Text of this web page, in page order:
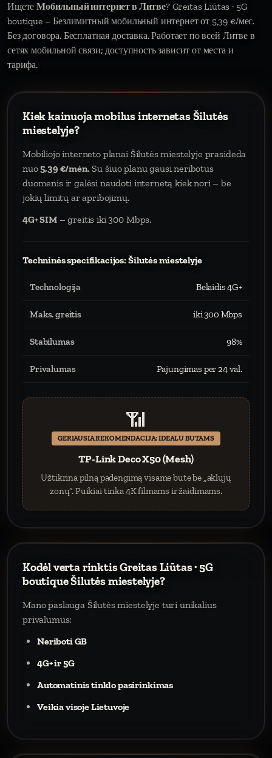
ИщетеМобильный интернет в Литве? Greitas Liūtas · 5G
boutique – Безлимитный мобильный интернет от 5,39 €/мес.
Без договора. Бесплатная доставка. Работает по всей Литве в
сетях мобильной связи; доступность зависит от места и
тарифа.
Kiek kainuoja mobilus internetas Šilutės
miestelyje?
Mobiliojo interneto planai Šilutės miestelyje prasideda
nuo5,39 €/mėn. Su šiuo planu gausi neribotus
duomenis ir galėsi naudoti internetą kiek nori – be
jokių limitų ar apribojimų.
4G+ SIM– greitis iki 300 Mbps.
Techninės specifikacijos: Šilutės miestelyje
Technologija Belaidis 4G+
Maks. greitis iki 300 Mbps
Stabilumas 98%
Privalumas Pajungimas per 24 val.
📶
GERIAUSIA REKOMENDACIJA: IDEALU BUTAMS
TP-Link Deco X50 (Mesh)
Užtikrina pilną padengimą visame bute be „aklųjų
zonų“. Puikiai tinka 4K filmams ir žaidimams.
Kodėl verta rinktis Greitas Liūtas · 5G
boutique Šilutės miestelyje?
Mano paslauga Šilutės miestelyje turi unikalius
privalumus:
Neriboti GB
4G+ ir 5G
Automatinis tinklo pasirinkimas
Veikia visoje Lietuvoje